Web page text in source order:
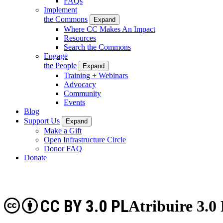
Implement
the Commons
Expand
Where CC Makes An Impact
Resources
Search the Commons
Engage
the People
Expand
Training + Webinars
Advocacy
Community
Events
Blog
Support Us
Expand
Make a Gift
Open Infrastructure Circle
Donor FAQ
Donate
Atribuire 3.0
CC BY 3.0 PL